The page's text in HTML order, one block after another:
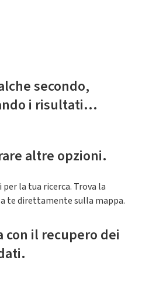
secondo,
i risultati...
altre opzioni.
la tua ricerca. Trova la
te direttamente sulla mappa.
con il recupero dei